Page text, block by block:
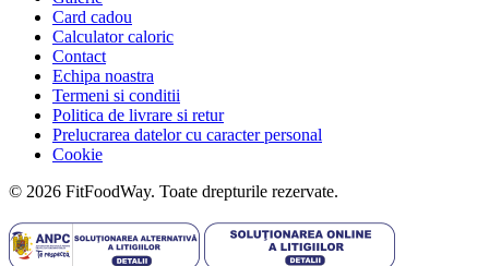
Card cadou
Calculator caloric
Contact
Echipa noastra
Termeni si conditii
Politica de livrare si retur
Prelucrarea datelor cu caracter personal
Cookie
© 2026 FitFoodWay. Toate drepturile rezervate.